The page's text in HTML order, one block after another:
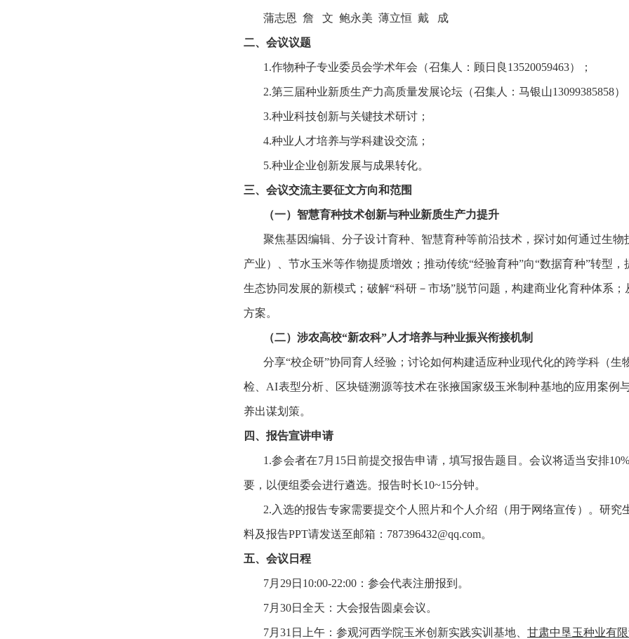
蒲志恩 詹 文 鲍永美 薄立恒 戴 成
二、会议议题
1.作物种子专业委员会学术年会（召集人：顾日良13520059463）；
2.第三届种业新质生产力高质量发展论坛（召集人：马银山13099385858）
3.种业科技创新与关键技术研讨；
4.种业人才培养与学科建设交流；
5.种业企业创新发展与成果转化。
三、会议交流主要征文方向和范围
（一）智慧育种技术创新与种业新质生产力提升
聚焦基因编辑、分子设计育种、智慧育种等前沿技术，探讨如何通过生
产业）、节水玉米等作物提质增效；推动传统“经验育种”向“数据育种”转型
生态协同发展的新模式；破解“科研－市场”脱节问题，构建商业化育种体系
方案。
（二）涉农高校“新农科”人才培养与种业振兴衔接机制
分享“校企研”协同育人经验；讨论如何构建适应种业现代化的跨学科（
检、AI表型分析、区块链溯源等技术在张掖国家级玉米制种基地的应用案例
养出谋划策。
四、报告宣讲申请
1.参会者在7月15日前提交报告申请，填写报告题目。会议将适当安排
要，以便组委会进行遴选。报告时长10~15分钟。
2.入选的报告专家需要提交个人照片和个人介绍（用于网络宣传）。研
料及报告PPT请发送至邮箱：787396432@qq.com。
五、会议日程
7月29日10:00-22:00：参会代表注册报到。
7月30日全天：大会报告圆桌会议。
7月31日上午：参观河西学院玉米创新实践实训基地、 甘肃中垦玉种业有